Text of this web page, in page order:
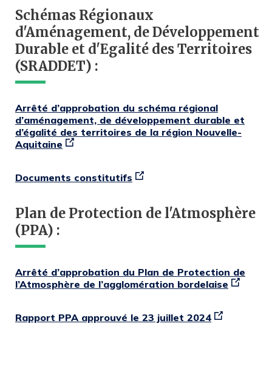
Schémas Régionaux
d'Aménagement, de Développement
Durable et d'Egalité des Territoires
(SRADDET) :
Arrêté d’approbation du schéma régional
d’aménagement, de développement durable et
d’égalité des territoires de la région Nouvelle-
Aquitaine
Documents constitutifs
Plan de Protection de l'Atmosphère
(PPA) :
Arrêté d’approbation du Plan de Protection de
l’Atmosphère de l’agglomération bordelaise
Rapport PPA approuvé le 23 juillet 2024